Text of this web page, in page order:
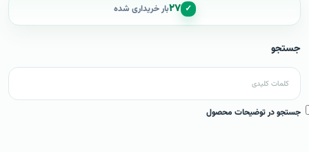
✓ ۲۷بار خریداری شده
جستجو
جستجو در توضیحات محصول